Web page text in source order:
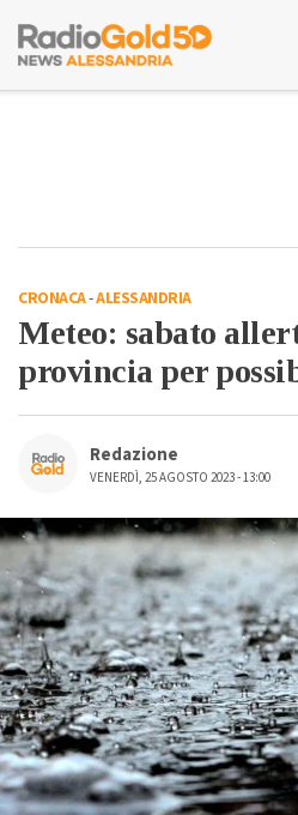
CRONACA-ALESSANDRIA
Meteo: sabato
provincia per
Redazione
VENERDÌ, 25 AGOSTO 2023 - 13:00